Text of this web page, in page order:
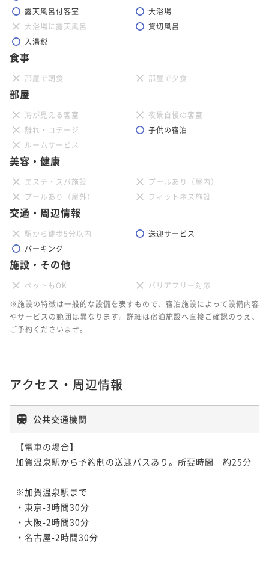
露天風呂付客室
大浴場
大浴場に露天風呂
貸切風呂
入湯税
食事
部屋で朝食 部屋で夕食
部屋
海が見える客室
夜景自慢の客室
離れ・コテージ
子供の宿泊
ルームサービス
美容・健康
エステ・スパ施設
プールあり（屋内）
プールあり（屋外）
フィットネス施設
交通・周辺情報
駅から徒歩5分以内
送迎サービス
パーキング
施設・その他
ペットもOK
バリアフリー対応
※施設の特徴は一般的な設備を表すもので、宿泊施設によって設備内容
やサービスの範囲は異なります。詳細は宿泊施設へ直接ご確認のうえ、
ご予約くださいませ。
アクセス・周辺情報
公共交通機関
【電車の場合】
加賀温泉駅から予約制の送迎バスあり。所要時間　約25分
※加賀温泉駅まで
・東京-3時間30分
・大阪-2時間30分
・名古屋-2時間30分